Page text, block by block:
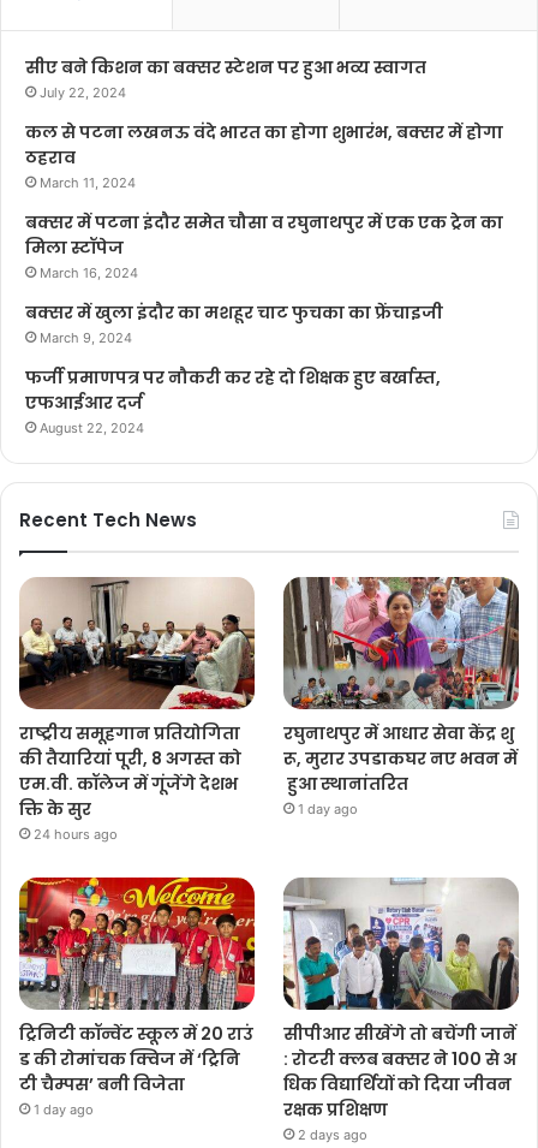
सीए बने किशन का बक्सर स्टेशन पर हुआ भव्य स्वागत
July 22, 2024
कल से पटना लखनऊ वंदे भारत का होगा शुभारंभ, बक्सर में होगा
ठहराव
March 11, 2024
बक्सर में पटना इंदौर समेत चौसा व रघुनाथपुर में एक एक ट्रेन का
मिला स्टॉपेज
March 16, 2024
बक्सर में खुला इंदौर का मशहूर चाट फुचका का फ्रेंचाइजी
March 9, 2024
फर्जी प्रमाणपत्र पर नौकरी कर रहे दो शिक्षक हुए बर्खास्त,
एफआईआर दर्ज
August 22, 2024
Recent Tech News
राष्ट्रीय समूहगान प्रतियोगिता
की तैयारियां पूरी, 8 अगस्त को
एम.वी. कॉलेज में गूंजेंगे देशभ
क्ति के सुर
24 hours ago
रघुनाथपुर में आधार सेवा केंद्र शु
रू, मुरार उपडाकघर नए भवन में
हुआ स्थानांतरित
1 day ago
ट्रिनिटी कॉन्वेंट स्कूल में 20 राउं
ड की रोमांचक क्विज में ‘ट्रिनि
टी चैम्पस’ बनी विजेता
1 day ago
सीपीआर सीखेंगे तो बचेंगी जानें
: रोटरी क्लब बक्सर ने 100 से अ
धिक विद्यार्थियों को दिया जीवन
रक्षक प्रशिक्षण
2 days ago